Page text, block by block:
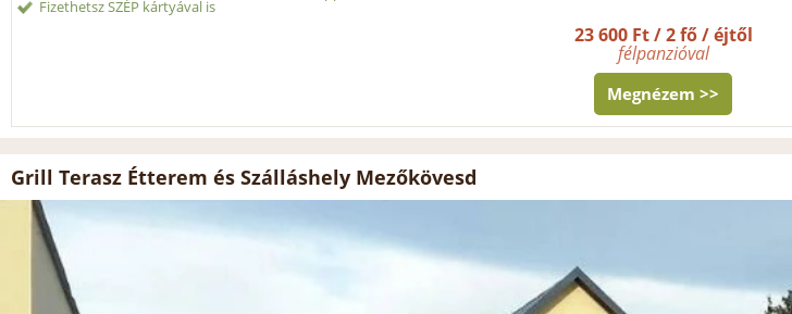
Fizethetsz SZÉP kártyával is
23 600 Ft / 2 fő / éjtől
félpanzióval
Megnézem >>
Grill Terasz Étterem és Szálláshely Mezőkövesd